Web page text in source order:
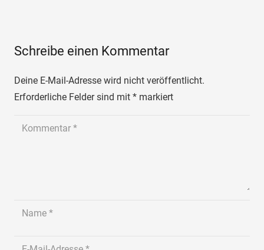
Schreibe einen Kommentar
Deine E-Mail-Adresse wird nicht veröffentlicht.
Erforderliche Felder sind mit * markiert